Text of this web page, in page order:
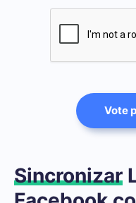
Vote
Sincronizar